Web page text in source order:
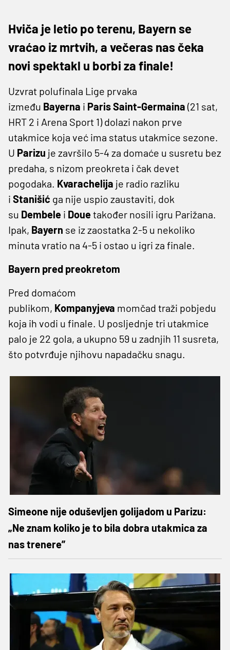
Hviča je letio po terenu, Bayern se
vraćao iz mrtvih, a večeras nas čeka
novi spektakl u borbi za finale!
Uzvrat polufinala Lige prvaka
između Bayerna i Paris Saint-Germaina (21 sat,
HRT 2 i Arena Sport 1) dolazi nakon prve
utakmice koja već ima status utakmice sezone.
U Parizu je završilo 5-4 za domaće u susretu bez
predaha, s nizom preokreta i čak devet
pogodaka. Kvarachelija je radio razliku
i Stanišić ga nije uspio zaustaviti, dok
su Dembele i Douetakođer nosili igru Parižana.
Ipak, Bayern se iz zaostatka 2-5 u nekoliko
minuta vratio na 4-5 i ostao u igri za finale.
Bayern pred preokretom
Pred domaćom
publikom, Kompanyjeva momčad traži pobjedu
koja ih vodi u finale. U posljednje tri utakmice
palo je 22 gola, a ukupno 59 u zadnjih 11 susreta,
što potvrđuje njihovu napadačku snagu.
Simeone nije oduševljen golijadom u Parizu:
„Ne znam koliko je to bila dobra utakmica za
nas trenere”